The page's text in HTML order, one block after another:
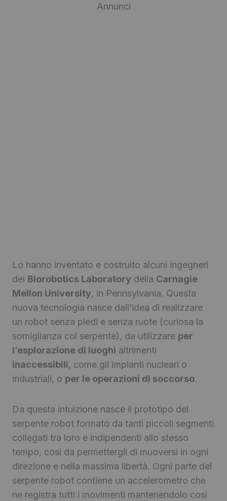
Annunci
Lo hanno inventato e costruito alcuni ingegneri
dei Biorobotics Laboratory della Carnagie
Mellon University, in Pennsylvania. Questa
nuova tecnologia nasce dall’idea di realizzare
un robot senza piedi e senza ruote (curiosa la
somiglianza col serpente), da utilizzare per
l’esplorazione di luoghi altrimenti
inaccessibili, come gli impianti nucleari o
industriali, o per le operazioni di soccorso.
Da questa intuizione nasce il prototipo del
serpente robot formato da tanti piccoli segmenti
collegati tra loro e indipendenti allo stesso
tempo, così da permettergli di muoversi in ogni
direzione e nella massima libertà. Ogni parte del
serpente robot contiene un accelerometro che
ne registra tutti i movimenti mantenendolo così